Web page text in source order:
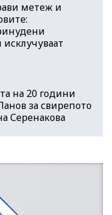
метеж и
на 20 години
за свирепото
Серенакова